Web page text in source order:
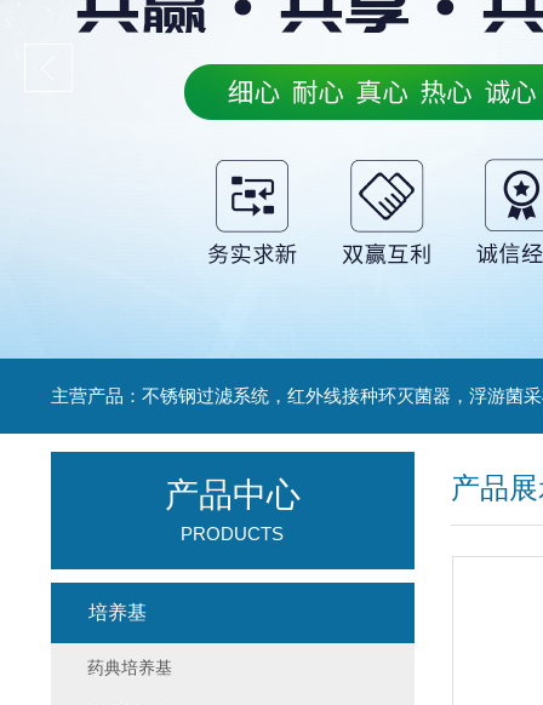
产品
产品中心
PRODUCTS
培养基
药典培养基